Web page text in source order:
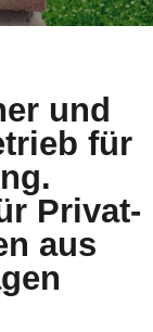
und
für
Privat-
aus